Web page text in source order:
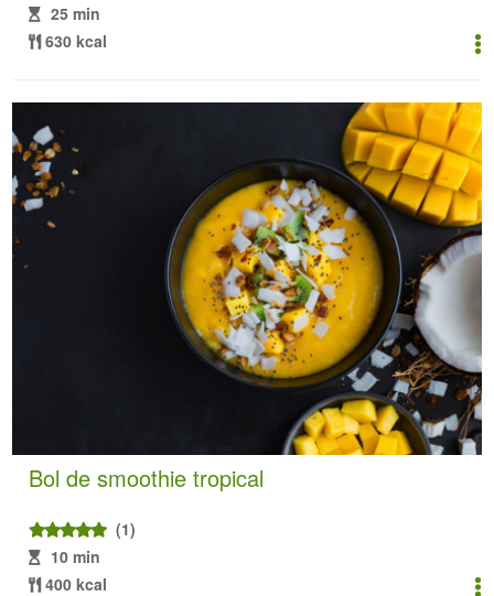
25 min
630 kcal
Bol de smoothie tropical
(1)
10 min
400 kcal